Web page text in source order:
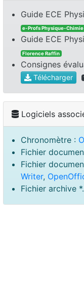
Guide ECE
e-Profs Physique-Chimie
Guide ECE
Florence Raffin
Consignes
Télécharger
Logiciels
Chronomètre :
Fichier
Fichier
Writer,
Fichier archive